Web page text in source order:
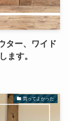
ター、ワイド
ます。
買ってよかった